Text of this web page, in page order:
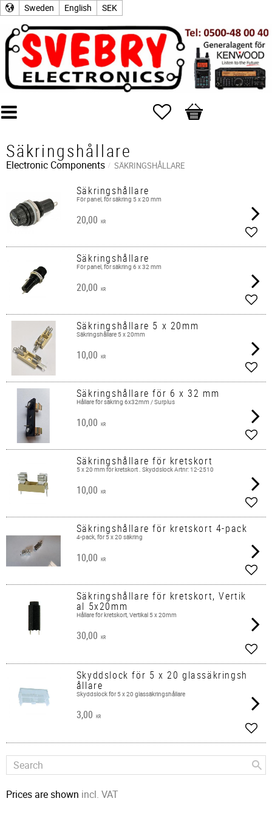
Sweden English SEK
Favorites
Basket
Säkringshållare
Electronic Components SÄKRINGSHÅLLARE
Säkringshållare
För panel, för säkring 5 x 20 mm
20,00 KR
Add
Säkringshållare
För panel, för säkring 6 x 32 mm
20,00 KR
Add
Säkringshållare 5 x 20mm
Säkringshållare 5 x 20mm
10,00 KR
Add
Säkringshållare för 6 x 32 mm
Hållare för säkring 6x32mm / Surplus
10,00 KR
Add
Säkringshållare för kretskort
5 x 20 mm för kretskort . Skyddslock Artnr: 12-2510
10,00 KR
Add
Säkringshållare för kretskort 4-pack
4-pack, för 5 x 20 säkring
10,00 KR
Add
Säkringshållare för kretskort, Vertik
al 5x20mm
Hållare för kretskort, Vertikal 5 x 20mm
30,00 KR
Add
Skyddslock för 5 x 20 glassäkringsh
ållare
Skyddslock för 5 x 20 glassäkringshållare
3,00 KR
Add
Prices are shown incl. VAT